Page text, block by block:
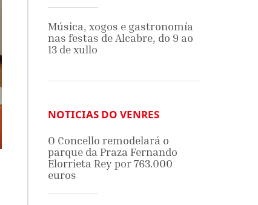
Música, xogos e gastronomía
nas festas de Alcabre, do 9 ao
13 de xullo
NOTICIAS DO VENRES
O Concello remodelará o
parque da Praza Fernando
Elorrieta Rey por 763.000
euros